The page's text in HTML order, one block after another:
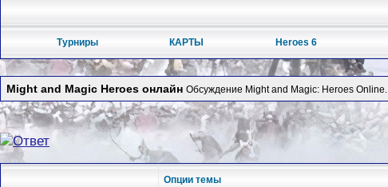
Турниры КАРТЫ Heroes 6
Might and Magic Heroes онлайн Обсуждение Might and Magic: Heroes Online.
Опции темы